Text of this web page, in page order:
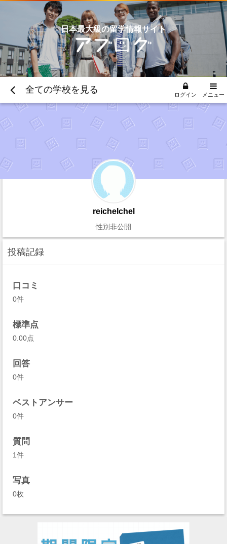
日本最大級の留学情報サイト
全ての学校を見る ログイン メニュー
reichelchel
性別非公開
投稿記録
口コミ
0件
標準点
0.00点
回答
0件
ベストアンサー
0件
質問
1件
写真
0枚